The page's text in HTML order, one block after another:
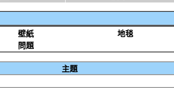
壁紙 地毯
問題
主題